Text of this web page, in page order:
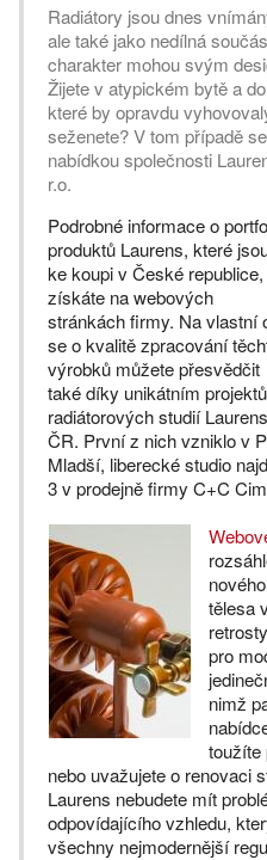
Radiátory jsou dnes
ale také jako nedílná
charakter mohou svým
Žijete v atypickém bytě a
které by opravdu
seženete? V tom případě
nabídkou společnosti
r.o.
Podrobné informace o
produktů Laurens, které
ke koupi v České republice,
získáte na webových
stránkách firmy. Na vlastní
se o kvalitě zpracování
výrobků můžete přesvědčit
také díky unikátním
radiátorových studií
ČR. První z nich vzniklo v
Mladší, liberecké studio
3 v prodejně firmy C+C
tělesa
pro
nimž
toužíte
nebo uvažujete o renovaci
Laurens nebudete mít
odpovídajícího vzhledu,
všechny nejmodernější